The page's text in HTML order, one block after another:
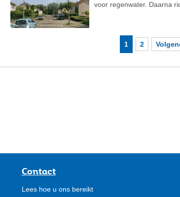
voor regenwater. Daarna
1 2
Contact
Lees hoe u ons bereikt